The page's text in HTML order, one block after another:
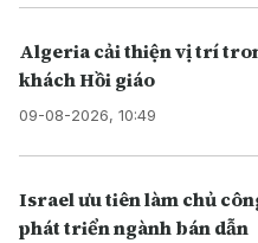
Algeria cải thiện vị trí
khách Hồi giáo
09-08-2026, 10:49
Israel ưu tiên làm chủ
phát triển ngành bán dẫn